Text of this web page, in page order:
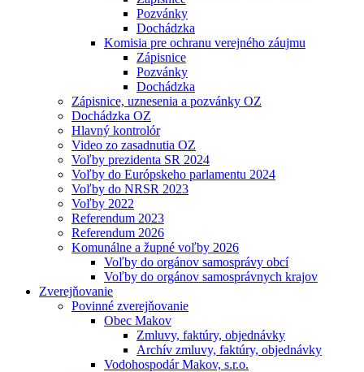
Pozvánky
Dochádzka
Komisia pre ochranu verejného záujmu
Zápisnice
Pozvánky
Dochádzka
Zápisnice, uznesenia a pozvánky OZ
Dochádzka OZ
Hlavný kontrolór
Video zo zasadnutia OZ
Voľby prezidenta SR 2024
Voľby do Európskeho parlamentu 2024
Voľby do NRSR 2023
Voľby 2022
Referendum 2023
Referendum 2026
Komunálne a župné voľby 2026
Voľby do orgánov samosprávy obcí
Voľby do orgánov samosprávnych krajov
Zverejňovanie
Povinné zverejňovanie
Obec Makov
Zmluvy, faktúry, objednávky
Archív zmluvy, faktúry, objednávky
Vodohospodár Makov, s.r.o.